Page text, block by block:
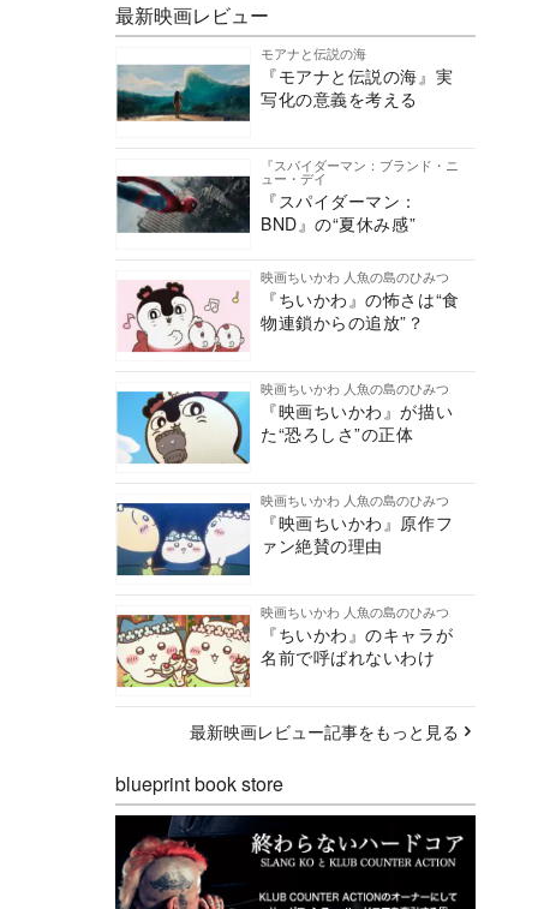
最新映画レビュー
モアナと伝説の海
『モアナと伝説の海』実
写化の意義を考える
『スパイダーマン：ブランド・ニ
ュー・デイ
『スパイダーマン：
BND』の“夏休み感”
映画ちいかわ 人魚の島のひみつ
『ちいかわ』の怖さは“食
物連鎖からの追放”？
映画ちいかわ 人魚の島のひみつ
『映画ちいかわ』が描い
た“恐ろしさ”の正体
映画ちいかわ 人魚の島のひみつ
『映画ちいかわ』原作フ
ァン絶賛の理由
映画ちいかわ 人魚の島のひみつ
『ちいかわ』のキャラが
名前で呼ばれないわけ
最新映画レビュー記事をもっと見る
blueprint book store